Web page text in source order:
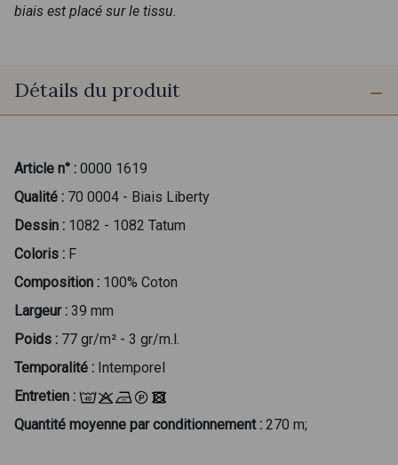
biais est placé sur le tissu.
Détails du produit
Article n° : 0000 1619
Qualité : 70 0004 - Biais Liberty
Dessin : 1082 - 1082 Tatum
Coloris : F
Composition : 100% Coton
Largeur : 39 mm
Poids : 77 gr/m² - 3 gr/m.l.
Temporalité : Intemporel
Entretien :
Quantité moyenne par conditionnement : 270 m;